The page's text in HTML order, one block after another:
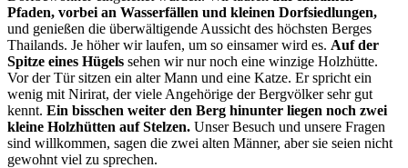
Pfaden, vorbei an Wasserfällen und kleinen Dorfsiedlungen,
und genießen die überwältigende Aussicht des höchsten Berges
Thailands. Je höher wir laufen, um so einsamer wird es. Auf der
Spitze eines Hügels sehen wir nur noch eine winzige Holzhütte.
Vor der Tür sitzen ein alter Mann und eine Katze. Er spricht ein
wenig mit Nirirat, der viele Angehörige der Bergvölker sehr gut
kennt. Ein bisschen weiter den Berg hinunter liegen noch zwei
kleine Holzhütten auf Stelzen. Unser Besuch und unsere Fragen
sind willkommen, sagen die zwei alten Männer, aber sie seien nicht
gewohnt viel zu sprechen.